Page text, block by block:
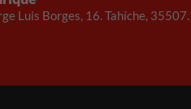
Luis Borges, 16. Tahíche,
nuestra web
visita. Si